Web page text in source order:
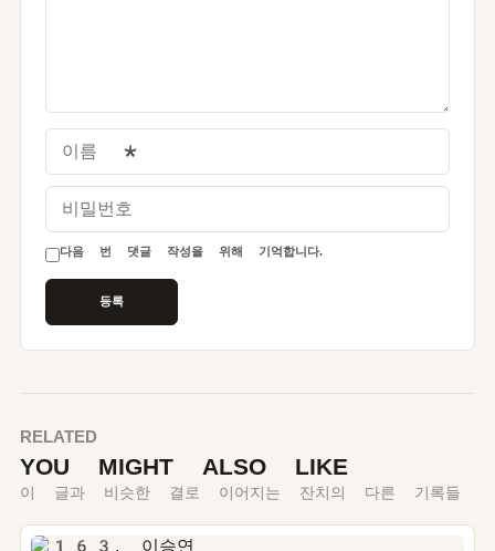
이름
비밀번호
다음 번 댓글 작성을 위해 기억합니다.
RELATED
YOU MIGHT ALSO LIKE
이 글과 비슷한 결로 이어지는 잔치의 다른 기록들